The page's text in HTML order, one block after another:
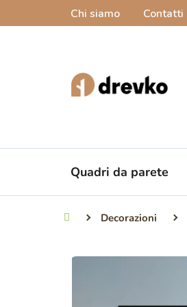
Chi siamo Contatti
Quadri da parete
Casa Decorazioni